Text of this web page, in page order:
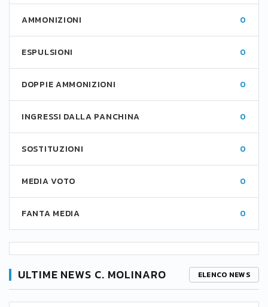
AMMONIZIONI 0
ESPULSIONI 0
DOPPIE AMMONIZIONI 0
INGRESSI DALLA PANCHINA 0
SOSTITUZIONI 0
MEDIA VOTO 0
FANTA MEDIA 0
ULTIME NEWS C. MOLINARO ELENCO NEWS